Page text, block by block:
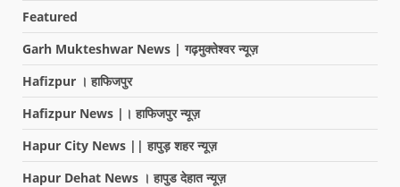
Featured
Garh Mukteshwar News | गढ़मुक्तेश्वर न्यूज़
Hafizpur । हाफिजपुर
Hafizpur News |। हाफिजपुर न्यूज़
Hapur City News || हापुड़ शहर न्यूज़
Hapur Dehat News । हापुड देहात न्यूज़